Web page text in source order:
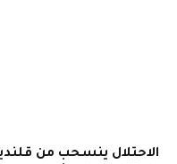
الاحتلال ينسحب من